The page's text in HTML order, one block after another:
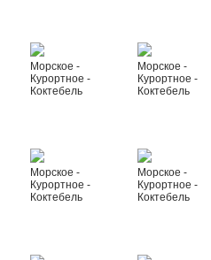
Морское -
Курортное -
Коктебель
Морское -
Курортное -
Коктебель
Морское -
Курортное -
Коктебель
Морское -
Курортное -
Коктебель